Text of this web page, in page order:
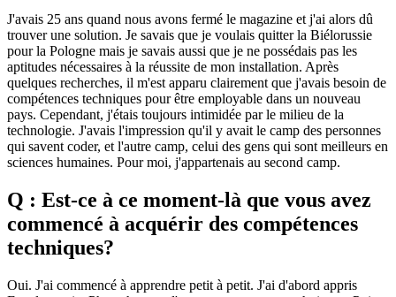
J'avais 25 ans quand nous avons fermé le magazine et j'ai alors dû
trouver une solution. Je savais que je voulais quitter la Biélorussie
pour la Pologne mais je savais aussi que je ne possédais pas les
aptitudes nécessaires à la réussite de mon installation. Après
quelques recherches, il m'est apparu clairement que j'avais besoin de
compétences techniques pour être employable dans un nouveau
pays. Cependant, j'étais toujours intimidée par le milieu de la
technologie. J'avais l'impression qu'il y avait le camp des personnes
qui savent coder, et l'autre camp, celui des gens qui sont meilleurs en
sciences humaines. Pour moi, j'appartenais au second camp.
Q : Est-ce à ce moment-là que vous avez
commencé à acquérir des compétences
techniques?
Oui. J'ai commencé à apprendre petit à petit. J'ai d'abord appris